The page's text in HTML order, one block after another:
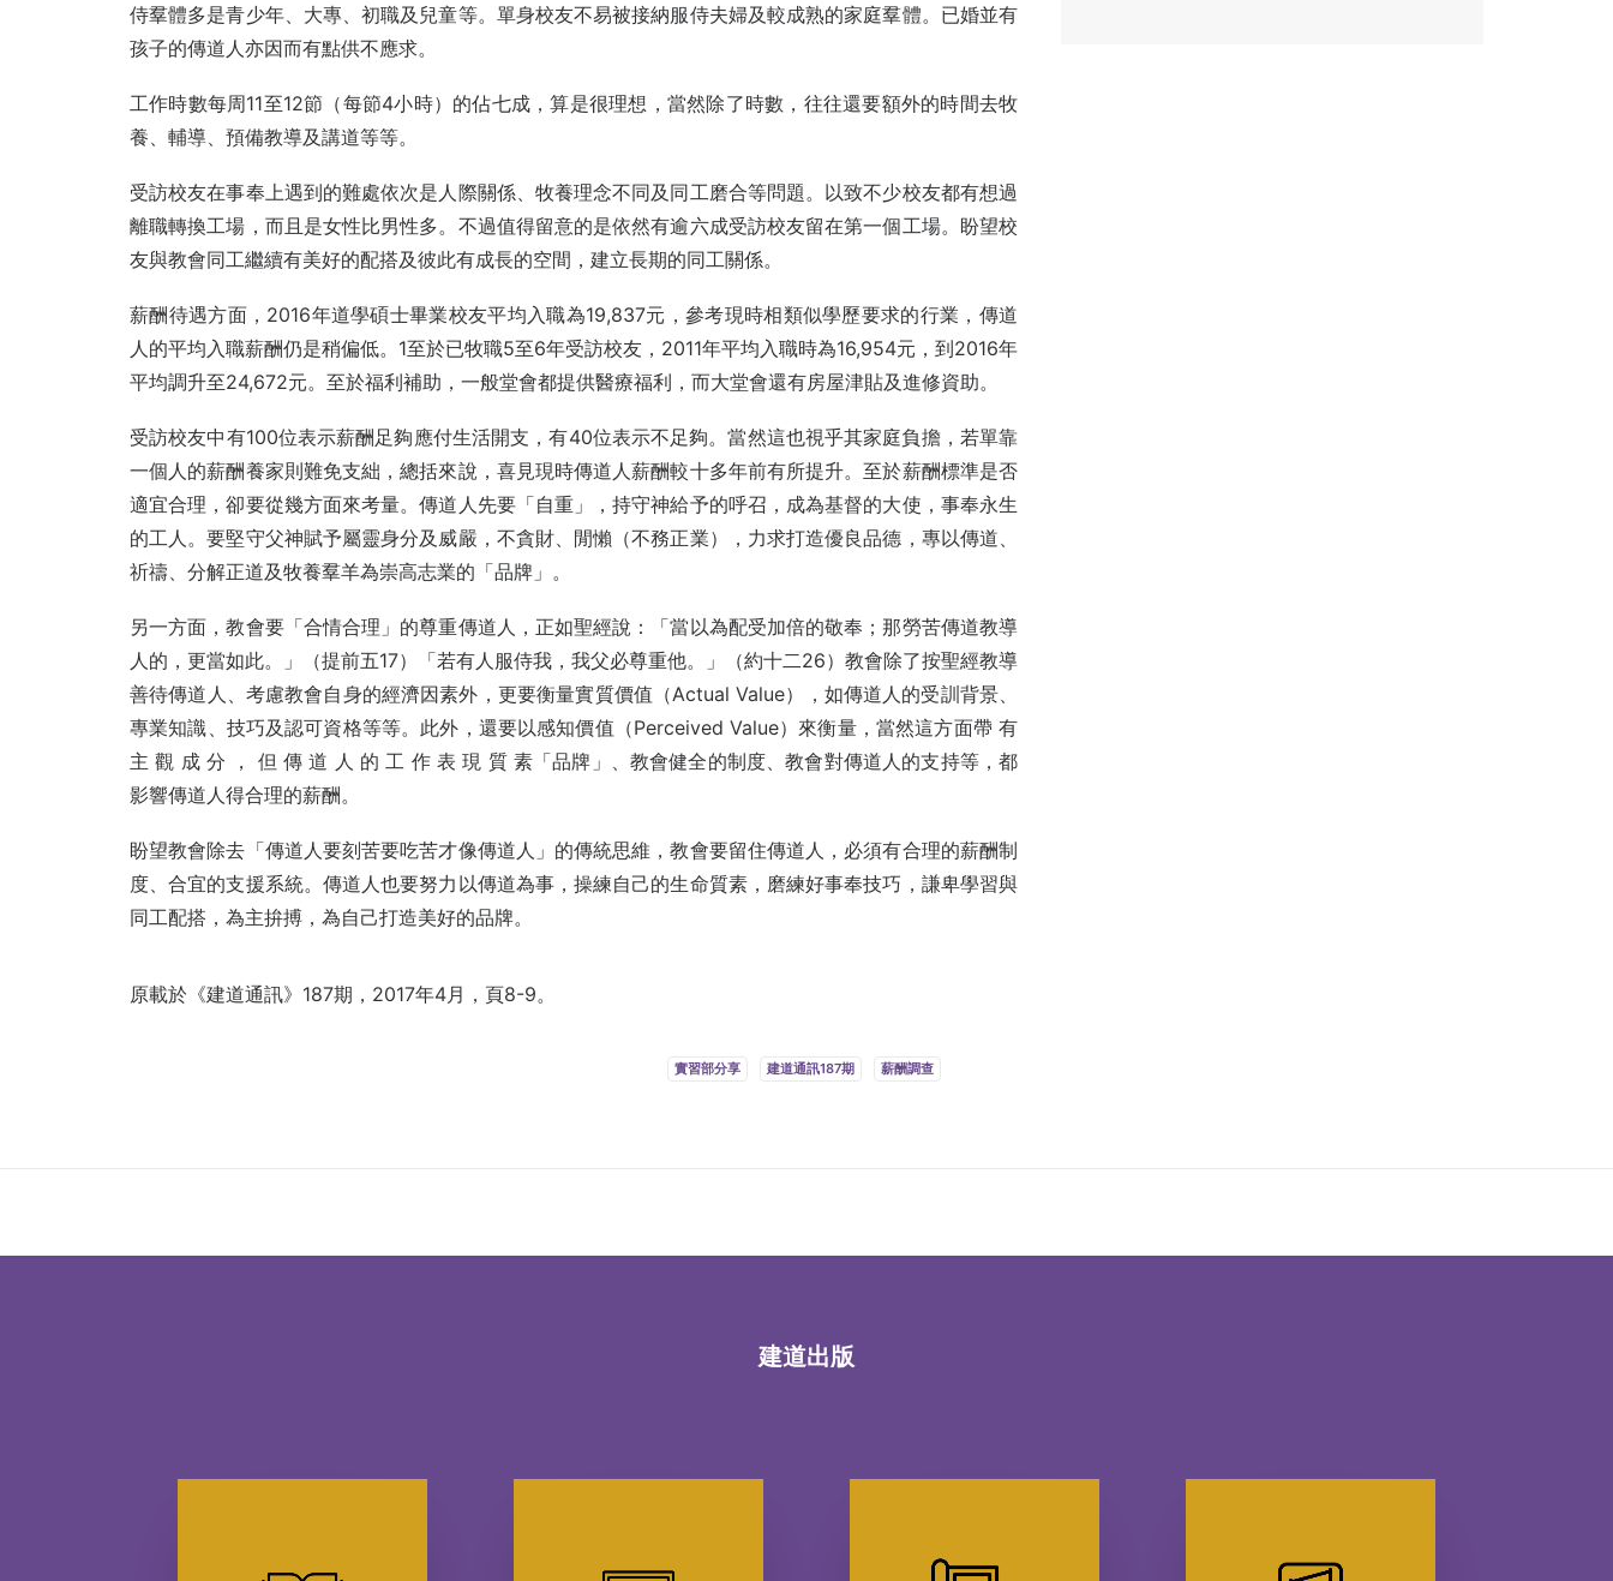
侍羣體多是青少年、大專、初職及兒童等。單身校友不易被接納服侍夫婦及較成熟的家庭羣體。已婚並有
孩子的傳道人亦因而有點供不應求。
工作時數每周11至12節（每節4小時）的佔七成，算是很理想，當然除了時數，往往還要額外的時間去牧
養、輔導、預備教導及講道等等。
受訪校友在事奉上遇到的難處依次是人際關係、牧養理念不同及同工磨合等問題。以致不少校友都有想過
離職轉換工場，而且是女性比男性多。不過值得留意的是依然有逾六成受訪校友留在第一個工場。盼望校
友與教會同工繼續有美好的配搭及彼此有成長的空間，建立長期的同工關係。
薪酬待遇方面，2016年道學碩士畢業校友平均入職為19,837元，參考現時相類似學歷要求的行業，傳道
人的平均入職薪酬仍是稍偏低。1至於已牧職5至6年受訪校友，2011年平均入職時為16,954元，到2016年
平均調升至24,672元。至於福利補助，一般堂會都提供醫療福利，而大堂會還有房屋津貼及進修資助。
受訪校友中有100位表示薪酬足夠應付生活開支，有40位表示不足夠。當然這也視乎其家庭負擔，若單靠
一個人的薪酬養家則難免支絀，總括來說，喜見現時傳道人薪酬較十多年前有所提升。至於薪酬標準是否
適宜合理，卻要從幾方面來考量。傳道人先要「自重」，持守神給予的呼召，成為基督的大使，事奉永生
的工人。要堅守父神賦予屬靈身分及威嚴，不貪財、閒懶（不務正業），力求打造優良品德，專以傳道、
祈禱、分解正道及牧養羣羊為崇高志業的「品牌」。
另一方面，教會要「合情合理」的尊重傳道人，正如聖經說：「當以為配受加倍的敬奉；那勞苦傳道教導
人的，更當如此。」（提前五17）「若有人服侍我，我父必尊重他。」（約十二26）教會除了按聖經教導
善待傳道人、考慮教會自身的經濟因素外，更要衡量實質價值（Actual Value），如傳道人的受訓背景、
專業知識、技巧及認可資格等等。此外，還要以感知價值（Perceived Value）來衡量，當然這方面帶 有
主 觀 成 分 ， 但 傳 道 人 的 工 作 表 現 質 素「品牌」、教會健全的制度、教會對傳道人的支持等，都
影響傳道人得合理的薪酬。
盼望教會除去「傳道人要刻苦要吃苦才像傳道人」的傳統思維，教會要留住傳道人，必須有合理的薪酬制
度、合宜的支援系統。傳道人也要努力以傳道為事，操練自己的生命質素，磨練好事奉技巧，謙卑學習與
同工配搭，為主拚搏，為自己打造美好的品牌。
原載於《建道通訊》187期，2017年4月，頁8-9。
實習部分享 建道通訊187期 薪酬調查
建道出版